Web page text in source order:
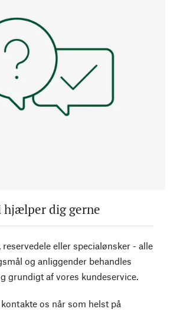
hjælper dig gerne
eller specialønsker - alle
og anliggender behandles
grundigt af vores kundeservice.
os når som helst på